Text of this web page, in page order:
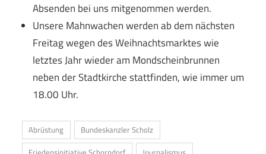
Absenden bei uns mitgenommen werden.
Unsere Mahnwachen werden ab dem nächsten
Freitag wegen des Weihnachtsmarktes wie
letztes Jahr wieder am Mondscheinbrunnen
neben der Stadtkirche stattfinden, wie immer um
18.00 Uhr.
Abrüstung
Bundeskanzler Scholz